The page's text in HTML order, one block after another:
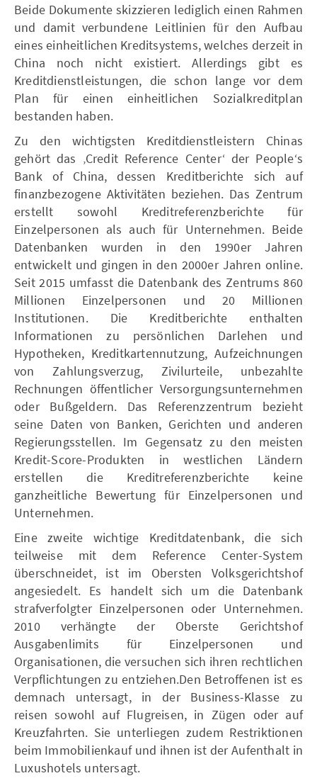
Beide Dokumente skizzieren lediglich einen Rahmen
und damit verbundene Leitlinien für den Aufbau
eines einheitlichen Kreditsystems, welches derzeit in
China noch nicht existiert. Allerdings gibt es
Kreditdienstleistungen, die schon lange vor dem
Plan für einen einheitlichen Sozialkreditplan
bestanden haben.
Zu den wichtigsten Kreditdienstleistern Chinas
gehört das ‚Credit Reference Center‘ der People‘s
Bank of China, dessen Kreditberichte sich auf
finanzbezogene Aktivitäten beziehen. Das Zentrum
erstellt sowohl Kreditreferenzberichte für
Einzelpersonen als auch für Unternehmen. Beide
Datenbanken wurden in den 1990er Jahren
entwickelt und gingen in den 2000er Jahren online.
Seit 2015 umfasst die Datenbank des Zentrums 860
Millionen Einzelpersonen und 20 Millionen
Institutionen. Die Kreditberichte enthalten
Informationen zu persönlichen Darlehen und
Hypotheken, Kreditkartennutzung, Aufzeichnungen
von Zahlungsverzug, Zivilurteile, unbezahlte
Rechnungen öffentlicher Versorgungsunternehmen
oder Bußgeldern. Das Referenzzentrum bezieht
seine Daten von Banken, Gerichten und anderen
Regierungsstellen. Im Gegensatz zu den meisten
Kredit-Score-Produkten in westlichen Ländern
erstellen die Kreditreferenzberichte keine
ganzheitliche Bewertung für Einzelpersonen und
Unternehmen.
Eine zweite wichtige Kreditdatenbank, die sich
teilweise mit dem Reference Center-System
überschneidet, ist im Obersten Volksgerichtshof
angesiedelt. Es handelt sich um die Datenbank
strafverfolgter Einzelpersonen oder Unternehmen.
2010 verhängte der Oberste Gerichtshof
Ausgabenlimits für Einzelpersonen und
Organisationen, die versuchen sich ihren rechtlichen
Verpflichtungen zu entziehen.Den Betroffenen ist es
demnach untersagt, in der Business-Klasse zu
reisen sowohl auf Flugreisen, in Zügen oder auf
Kreuzfahrten. Sie unterliegen zudem Restriktionen
beim Immobilienkauf und ihnen ist der Aufenthalt in
Luxushotels untersagt.